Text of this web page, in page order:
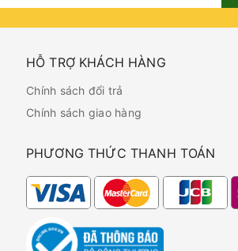
HỖ TRỢ KHÁCH HÀNG
Chính sách đổi trả
Chính sách giao hàng
PHƯƠNG THỨC THANH TOÁN